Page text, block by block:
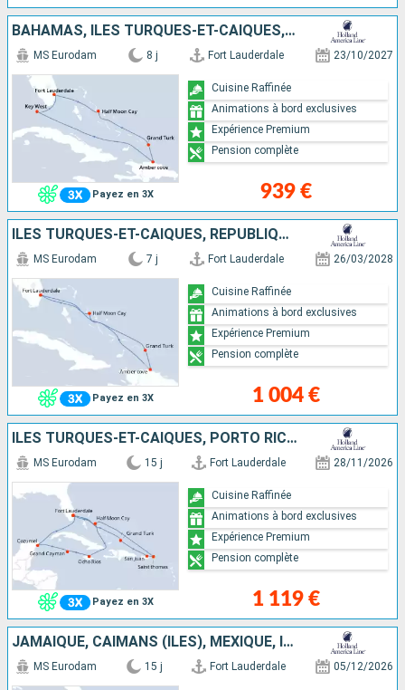
BAHAMAS, ÎLES TURQUES-ET-CAÏQUES, RÉPUBLIQUE DOMINICAINE, ÉTATS-UNIS
Payez en 3X
MS Eurodam 8 j Fort Lauderdale 23/10/2027
939 €
Cuisine Raffinée
Animations à bord exclusives
Expérience Premium
Pension complète
ÎLES TURQUES-ET-CAÏQUES, RÉPUBLIQUE DOMINICAINE, BAHAMAS, ÉTATS-UNIS
Payez en 3X
MS Eurodam 7 j Fort Lauderdale 26/03/2028
1 004 €
Cuisine Raffinée
Animations à bord exclusives
Expérience Premium
Pension complète
ÎLES TURQUES-ET-CAÏQUES, PORTO RICO, SAINT-THOMAS, BAHAMAS, JAMAÏQUE, CAÏMANS (ÎLES), MEXIQUE, ÉTATS-UNIS
Payez en 3X
MS Eurodam 15 j Fort Lauderdale 28/11/2026
1 119 €
Cuisine Raffinée
Animations à bord exclusives
Expérience Premium
Pension complète
JAMAÏQUE, CAÏMANS (ÎLES), MEXIQUE, ÎLES TURQUES-ET-CAÏQUES, RÉPUBLIQUE DOMINICAINE, BAHAMAS, ÉTATS-UNIS
MS Eurodam 15 j Fort Lauderdale 05/12/2026